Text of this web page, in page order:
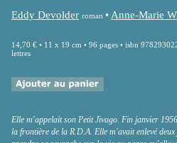
Eddy Devolder roman • Anne-Marie
14,70 € • 11 x 19 cm • 96 pages • isbn
lettres
Elle m'appelait son Petit Jivago. Fin janvier
la frontière de la R.D.A. Elle m'avait enlevé